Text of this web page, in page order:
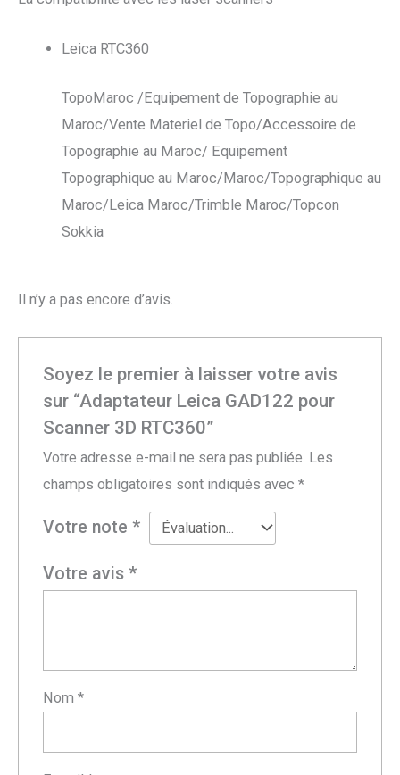
Leica RTC360
TopoMaroc /Equipement de Topographie au
Maroc/Vente Materiel de Topo/Accessoire de
Topographie au Maroc/ Equipement
Topographique au Maroc/Maroc/Topographique au
Maroc/Leica Maroc/Trimble Maroc/Topcon
Sokkia
Il n’y a pas encore d’avis.
Soyez le premier à laisser votre avis
sur “Adaptateur Leica GAD122 pour
Scanner 3D RTC360”
Votre adresse e-mail ne sera pas publiée. Les
champs obligatoires sont indiqués avec*
Votre note*
Votre avis*
Nom*